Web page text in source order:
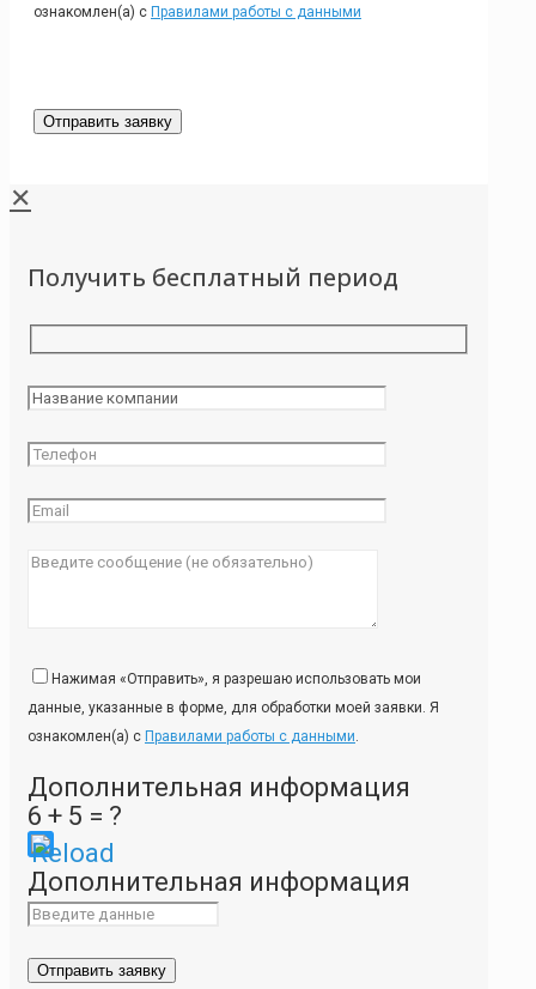
ознакомлен(а) с Правилами работы с данными
✕
Получить бесплатный период
Нажимая «Отправить», я разрешаю использовать мои
данные, указанные в форме, для обработки моей заявки. Я
ознакомлен(а) с Правилами работы с данными.
Дополнительная информация
6 + 5 = ?
Please
enter
characters
Дополнительная информация